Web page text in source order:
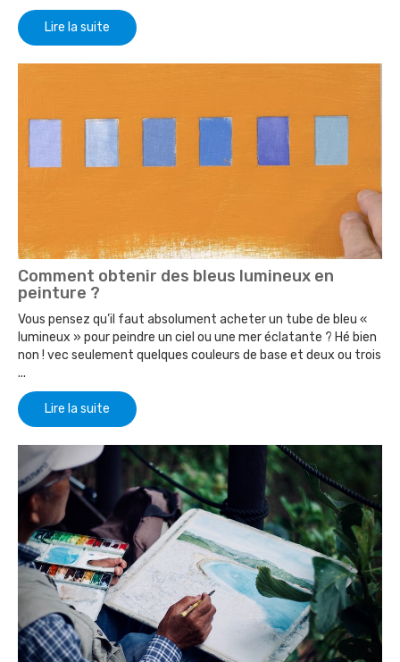
Lire la suite
Comment obtenir des bleus lumineux en
peinture ?
Vous pensez qu’il faut absolument acheter un tube de bleu «
lumineux » pour peindre un ciel ou une mer éclatante ? Hé bien
non ! vec seulement quelques couleurs de base et deux ou trois
...
Lire la suite